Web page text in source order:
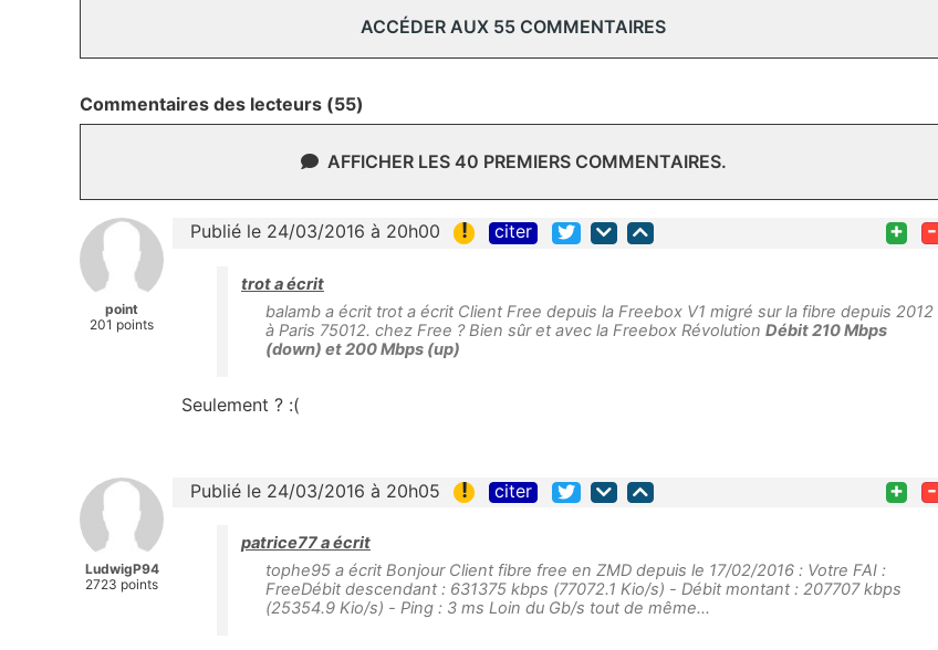
ACCÉDER AUX 55 COMMENTAIRES
Commentaires des lecteurs (55)
AFFICHER LES 40 PREMIERS COMMENTAIRES.
point
201 points
Publié le 24/03/2016 à 20h00 ! citer + -
trot a écrit
balamb a écrit trot a écrit Client Free depuis la Freebox V1 migré sur la fibre depuis 2012
à Paris 75012. chez Free ? Bien sûr et avec la Freebox Révolution Débit 210 Mbps
(down) et 200 Mbps (up)
Seulement ? :(
LudwigP94
2723 points
Publié le 24/03/2016 à 20h05 ! citer + -
patrice77 a écrit
tophe95 a écrit Bonjour Client fibre free en ZMD depuis le 17/02/2016 : Votre FAI :
FreeDébit descendant : 631375 kbps (77072.1 Kio/s) - Débit montant : 207707 kbps
(25354.9 Kio/s) - Ping : 3 ms Loin du Gb/s tout de même...